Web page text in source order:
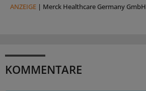
ANZEIGE | Merck Healthcare Germany GmbH
KOMMENTARE